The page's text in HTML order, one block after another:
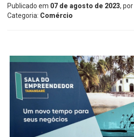
Publicado em 07 de agosto de 2023, por
Categoria: Comércio